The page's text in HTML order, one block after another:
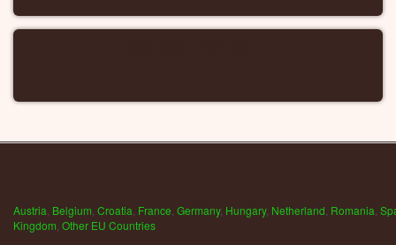
Austria Belgium Croatia France Germany, Hungary, Netherland Romania
Kingdom Other EU Countries